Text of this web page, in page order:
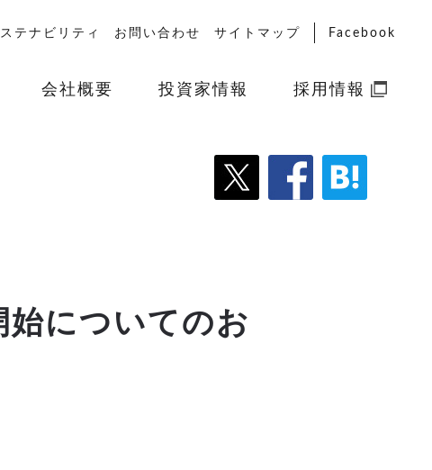
テナビリティ お問い合わせ サイトマップ Facebook
会社概要 投資家情報 採用情報
についてのお